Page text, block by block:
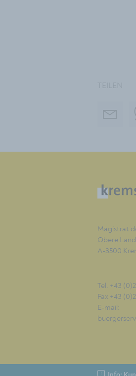
Magistrat
Obere
A-3500
Tel. +43
Fax +43
E-mail: